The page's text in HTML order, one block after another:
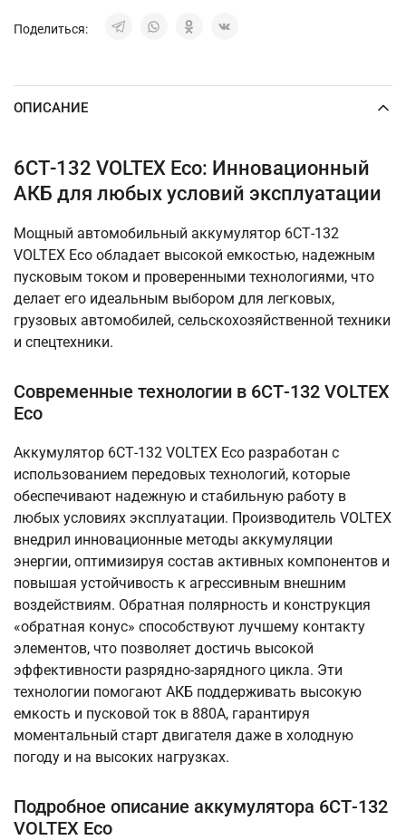
Поделиться:
ОПИСАНИЕ
6СТ-132 VOLTEX Eco: Инновационный
АКБ для любых условий эксплуатации
Мощный автомобильный аккумулятор 6СТ-132
VOLTEX Eco обладает высокой емкостью, надежным
пусковым током и проверенными технологиями, что
делает его идеальным выбором для легковых,
грузовых автомобилей, сельскохозяйственной техники
и спецтехники.
Современные технологии в 6СТ-132 VOLTEX
Eco
Аккумулятор 6СТ-132 VOLTEX Eco разработан с
использованием передовых технологий, которые
обеспечивают надежную и стабильную работу в
любых условиях эксплуатации. Производитель VOLTEX
внедрил инновационные методы аккумуляции
энергии, оптимизируя состав активных компонентов и
повышая устойчивость к агрессивным внешним
воздействиям. Обратная полярность и конструкция
«обратная конус» способствуют лучшему контакту
элементов, что позволяет достичь высокой
эффективности разрядно-зарядного цикла. Эти
технологии помогают АКБ поддерживать высокую
емкость и пусковой ток в 880А, гарантируя
моментальный старт двигателя даже в холодную
погоду и на высоких нагрузках.
Подробное описание аккумулятора 6СТ-132
VOLTEX Eco